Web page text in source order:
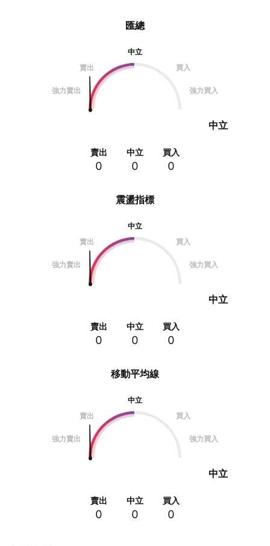
震盪指標
中立
賣出
買入
強力賣出 強力買入
中立
賣出
0
中立
0
買入
0
匯總
中立
賣出
買入
強力賣出 強力買入
中立
賣出
0
中立
0
買入
0
移動平均線
中立
賣出
買入
強力賣出 強力買入
中立
賣出
0
中立
0
買入
0